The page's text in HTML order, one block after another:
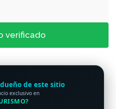
verificado
de este sitio
exclusivo en